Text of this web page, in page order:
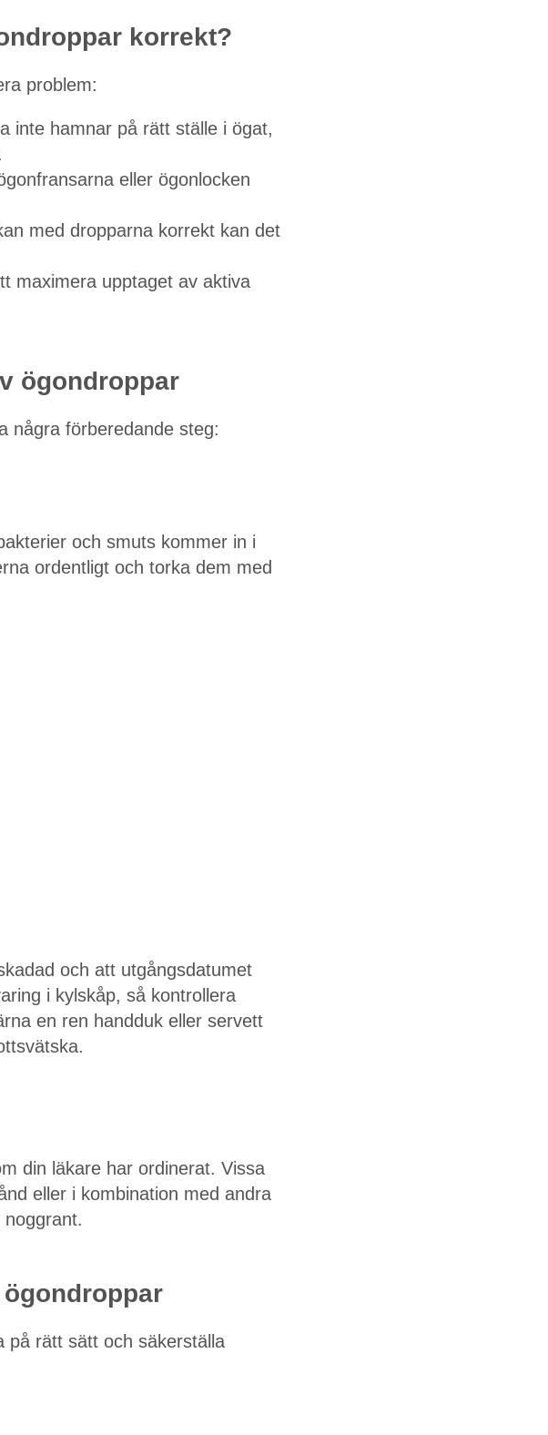
korrekt?
problem:
inte hamnar på rätt ställe i ögat,
eller ögonlocken
med dropparna korrekt kan det
maximera upptaget av aktiva
ögondroppar
några förberedande steg:
och smuts kommer in i
ordentligt och torka dem med
och att utgångsdatumet
i kylskåp, så kontrollera
en ren handduk eller servett
din läkare har ordinerat. Vissa
eller i kombination med andra
på rätt sätt och säkerställa